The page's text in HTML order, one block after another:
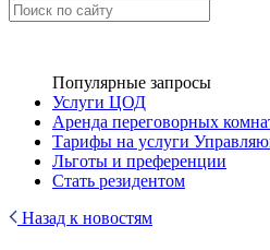
Популярные запросы
Услуги ЦОД
Аренда переговорных
Тарифы на услуги
Льготы и преференции
Стать резидентом
Назад к новостям